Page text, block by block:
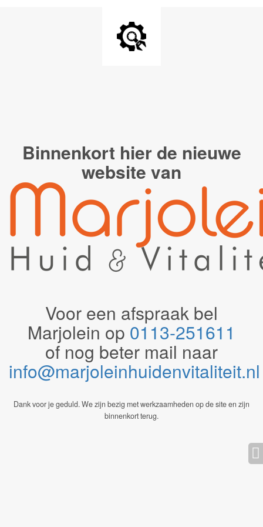
Binnenkort hier de nieuwe
website van
Voor een afspraak bel
Marjolein op 0113-251611
of nog beter mail naar
Dank voor je geduld. We zijn bezig met werkzaamheden op de site en zijn
binnenkort terug.